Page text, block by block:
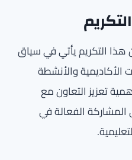
هذا التكريم يأتي في سياق
الأكاديمية والأنشطة
تعزيز التعاون مع
الفعالة في